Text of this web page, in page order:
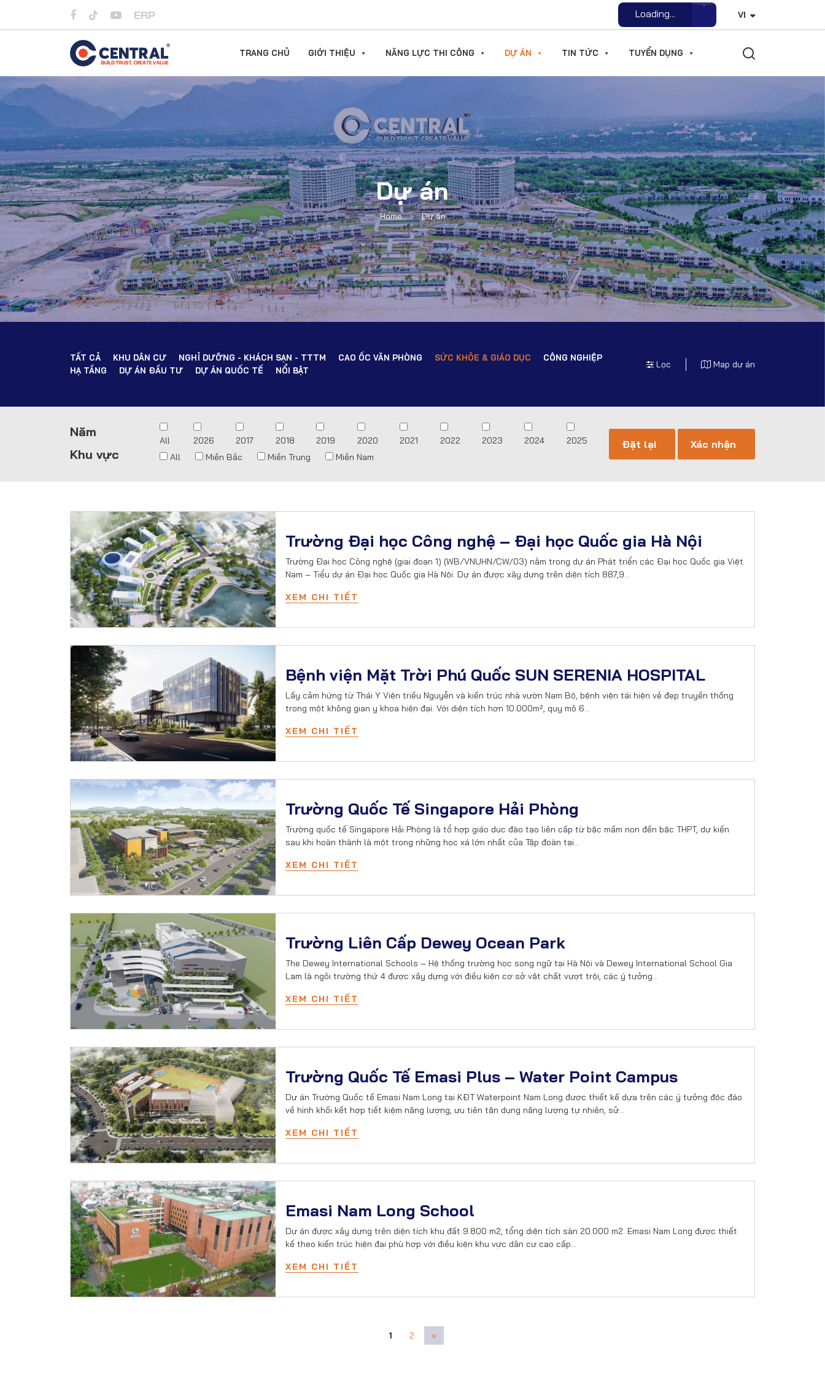
ERP Loading... VI
TRANG CHỦ GIỚI THIỆU NĂNG LỰC THI CÔNG DỰ ÁN TIN TỨC TUYỂN DỤNG
Dự án
Home » Dự án
TẤT CẢ KHU DÂN CƯ NGHỈ DƯỠNG - KHÁCH SẠN - TTTM CAO ỐC VĂN PHÒNG SỨC KHỎE & GIÁO DỤC
CÔNG NGHIỆP
HẠ TẦNG
DỰ ÁN ĐẦU TƯ DỰ ÁN QUỐC TẾ NỔI BẬT
Lọc Map dự án
Năm
All 2026 2017 2018 2019 2020 2021 2022 2023 2024 2025
Khu vực All Miền Bắc Miền Trung Miền Nam
Trường Đại học Công nghệ – Đại học Quốc gia Hà Nội
Trường Đại học Công nghệ (giai đoạn 1) (WB/VNUHN/CW/03) nằm trong dự án Phát triển các Đại học Quốc gia Việt
Nam – Tiểu dự án Đại học Quốc gia Hà Nội. Dự án được xây dựng trên diện tích 887,9…
XEM CHI TIẾT
Bệnh viện Mặt Trời Phú Quốc SUN SERENIA HOSPITAL
Lấy cảm hứng từ Thái Y Viện triều Nguyễn và kiến trúc nhà vườn Nam Bộ, bệnh viện tái hiện vẻ đẹp truyền thống
trong một không gian y khoa hiện đại. Với diện tích hơn 10.000m², quy mô 6…
XEM CHI TIẾT
Trường Quốc Tế Singapore Hải Phòng
Trường quốc tế Singapore Hải Phòng là tổ hợp giáo dục đào tạo liên cấp từ bậc mầm non đến bậc THPT, dự kiến
sau khi hoàn thành là một trong những học xá lớn nhất của Tập đoàn tại…
XEM CHI TIẾT
Trường Liên Cấp Dewey Ocean Park
The Dewey International Schools – Hệ thống trường học song ngữ tại Hà Nội và Dewey International School Gia
Lam là ngôi trường thứ 4 được xây dựng với điều kiện cơ sở vật chất vượt trội, các ý tưởng…
XEM CHI TIẾT
Trường Quốc Tế Emasi Plus – Water Point Campus
Dự án Trường Quốc tế Emasi Nam Long tại KĐT Waterpoint Nam Long được thiết kế dựa trên các ý tưởng độc đáo
về hình khối kết hợp tiết kiệm năng lượng, ưu tiên tận dụng năng lượng tự nhiên, sử…
XEM CHI TIẾT
Emasi Nam Long School
Dự án được xây dựng trên diện tích khu đất 9.800 m2, tổng diện tích sàn 20.000 m2. Emasi Nam Long được thiết
kế theo kiến trúc hiện đại phù hợp với điều kiện khu vực dân cư cao cấp…
XEM CHI TIẾT
1 2 »